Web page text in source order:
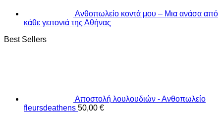
Ανθοπωλείο κοντά μου – Μια ανάσα από
κάθε γειτονιά της Αθήνας
Best Sellers
Αποστολή λουλουδιών - Ανθοπωλείο
fleursdeathens 50,00 €